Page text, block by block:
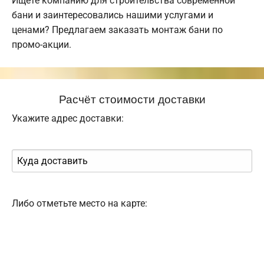
бани и заинтересовались нашими услугами и
ценами? Предлагаем заказать монтаж бани по
промо-акции.
Расчёт стоимости доставки
Укажите адрес доставки:
Либо отметьте место на карте: